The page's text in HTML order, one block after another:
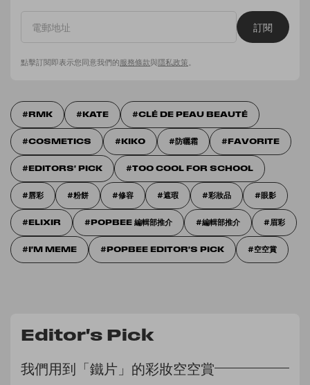
訂閱
點擊訂閱即表示您同意我們的服務條款與隱私政策
RMK KATE CLÉ DE PEAU BEAUTÉ
COSMETICS KIKO 防曬霜 FAVORITE
EDITORS' PICK TOO COOL FOR SCHOOL
唇彩 粉餅 修容 遮瑕 彩妝品 眼影
ELIXIR POPBEE 編輯部推介 編輯部推介 眉彩
I'M MEME POPBEE EDITOR'S PICK 空空賞
Editor's Pick
我們用到「鐵片」的彩妝空空賞